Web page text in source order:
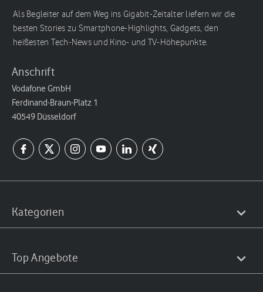
Als Begleiter auf dem Weg ins Gigabit-Zeitalter liefern wir die
besten Stories zu Smartphone-Highlights, Gadgets, den
heißesten Tech-News und Kino- und TV-Höhepunkte.
Anschrift
Vodafone GmbH
Ferdinand-Braun-Platz 1
40549 Düsseldorf
Kategorien
Top Angebote